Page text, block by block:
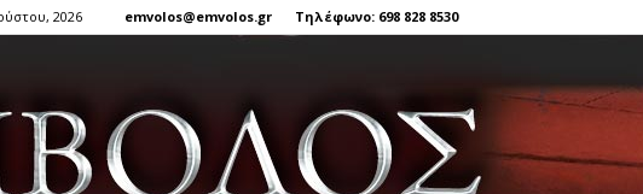
2026 emvolos@emvolos.gr Τηλέφωνο: 698 828 8530